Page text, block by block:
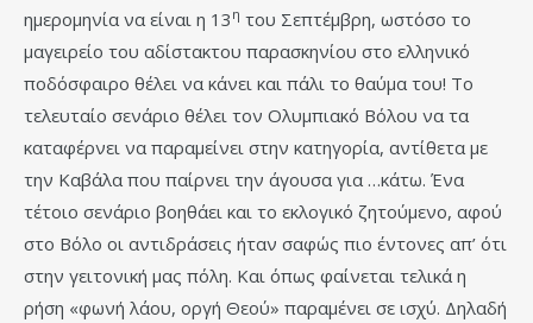
ημερομηνία να είναι η 13 η του Σεπτέμβρη, ωστόσο το
μαγειρείο του αδίστακτου παρασκηνίου στο ελληνικό
ποδόσφαιρο θέλει να κάνει και πάλι το θαύμα του! Το
τελευταίο σενάριο θέλει τον Ολυμπιακό Βόλου να τα
καταφέρνει να παραμείνει στην κατηγορία, αντίθετα με
την Καβάλα που παίρνει την άγουσα για …κάτω. Ένα
τέτοιο σενάριο βοηθάει και το εκλογικό ζητούμενο, αφού
στο Βόλο οι αντιδράσεις ήταν σαφώς πιο έντονες απ’ ότι
στην γειτονική μας πόλη. Και όπως φαίνεται τελικά η
ρήση «φωνή λάου, οργή Θεού» παραμένει σε ισχύ. Δηλαδή